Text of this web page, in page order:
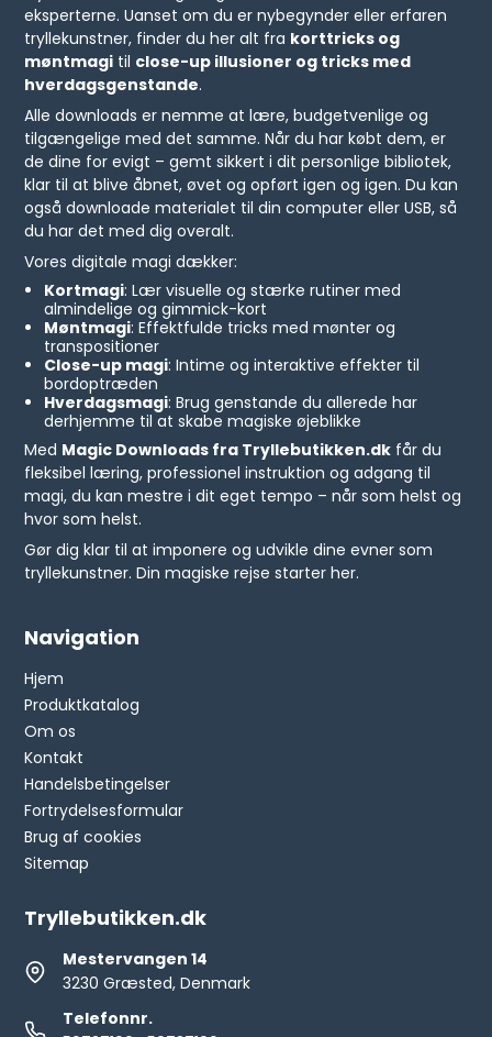
eksperterne. Uanset om du er nybegynder eller erfaren
tryllekunstner, finder du her alt fra korttricks og
møntmagi til close-up illusioner og tricks med
hverdagsgenstande.
Alle downloads er nemme at lære, budgetvenlige og
tilgængelige med det samme. Når du har købt dem, er
de dine for evigt – gemt sikkert i dit personlige bibliotek,
klar til at blive åbnet, øvet og opført igen og igen. Du kan
også downloade materialet til din computer eller USB, så
du har det med dig overalt.
Vores digitale magi dækker:
Kortmagi: Lær visuelle og stærke rutiner med
almindelige og gimmick-kort
Møntmagi: Effektfulde tricks med mønter og
transpositioner
Close-up magi: Intime og interaktive effekter til
bordoptræden
Hverdagsmagi: Brug genstande du allerede har
derhjemme til at skabe magiske øjeblikke
Med Magic Downloads fra Tryllebutikken.dk får du
fleksibel læring, professionel instruktion og adgang til
magi, du kan mestre i dit eget tempo – når som helst og
hvor som helst.
Gør dig klar til at imponere og udvikle dine evner som
tryllekunstner. Din magiske rejse starter her.
Navigation
Hjem
Produktkatalog
Om os
Kontakt
Handelsbetingelser
Fortrydelsesformular
Brug af cookies
Sitemap
Tryllebutikken.dk
Mestervangen 14
3230 Græsted, Denmark
Telefonnr.